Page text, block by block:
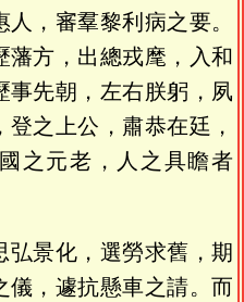
，審羣黎利病之要。
藩方，出總戎麾，入和
事先朝，左右朕躬，夙
之上公，肅恭在廷，
之元老，人之具瞻者
弘景化，選勞求舊，期
儀，遽抗懸車之請。而